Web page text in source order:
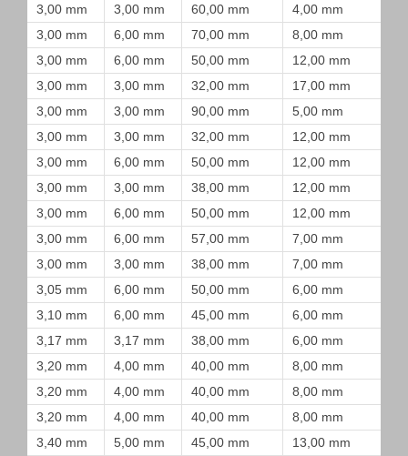
3,00 mm
3,00 mm 60,00 mm
4,00 mm
3,00 mm
6,00 mm 70,00 mm
8,00 mm
3,00 mm
6,00 mm 50,00 mm
12,00 mm
3,00 mm
3,00 mm 32,00 mm
17,00 mm
3,00 mm
3,00 mm 90,00 mm
5,00 mm
3,00 mm
3,00 mm 32,00 mm
12,00 mm
3,00 mm
6,00 mm 50,00 mm
12,00 mm
3,00 mm
3,00 mm 38,00 mm
12,00 mm
3,00 mm
6,00 mm 50,00 mm
12,00 mm
3,00 mm
6,00 mm 57,00 mm
7,00 mm
3,00 mm
3,00 mm 38,00 mm
7,00 mm
3,05 mm
6,00 mm 50,00 mm
6,00 mm
3,10 mm
6,00 mm 45,00 mm
6,00 mm
3,17 mm
3,17 mm 38,00 mm
6,00 mm
3,20 mm
4,00 mm 40,00 mm
8,00 mm
3,20 mm
4,00 mm 40,00 mm
8,00 mm
3,20 mm
4,00 mm 40,00 mm
8,00 mm
3,40 mm
5,00 mm 45,00 mm 13,00 mm